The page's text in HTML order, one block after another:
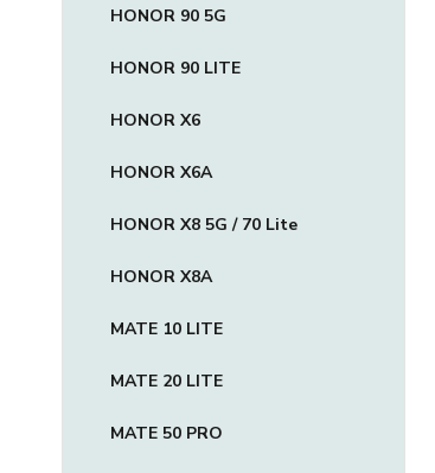
HONOR 90 5G
HONOR 90 LITE
HONOR X6
HONOR X6A
HONOR X8 5G / 70 Lite
HONOR X8A
MATE 10 LITE
MATE 20 LITE
MATE 50 PRO